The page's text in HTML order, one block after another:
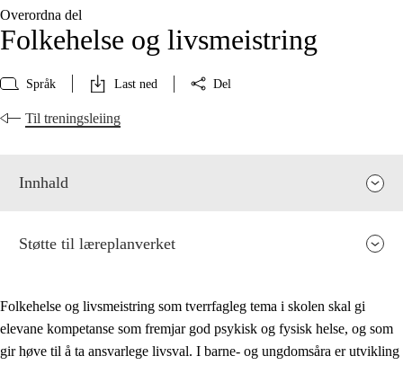
Overordna del
Folkehelse og livsmeistring
Språk Last ned Del
Til treningsleiing
Innhald
Støtte til læreplanverket
Folkehelse og livsmeistring som tverrfagleg tema i skolen skal gi
elevane kompetanse som fremjar god psykisk og fysisk helse, og som
gir høve til å ta ansvarlege livsval. I barne- og ungdomsåra er utvikling